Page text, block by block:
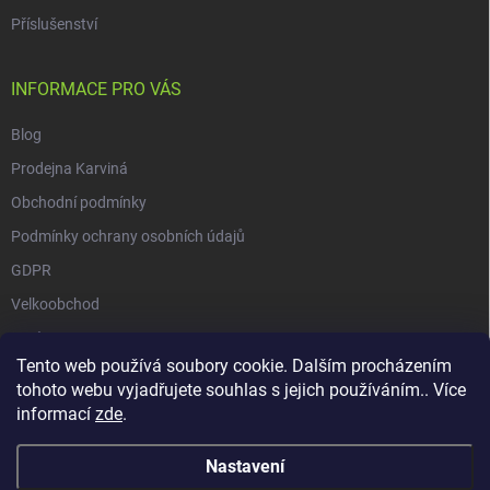
Tento web používá soubory cookie. Dalším procházením
tohoto webu vyjadřujete souhlas s jejich používáním.. Více
informací zde.
Nastavení
Příslušenství
INFORMACE PRO VÁS
Blog
Prodejna Karviná
Obchodní podmínky
Podmínky ochrany osobních údajů
GDPR
Velkoobchod
O nás
Vrácení zásilky přes Zásilkovnu